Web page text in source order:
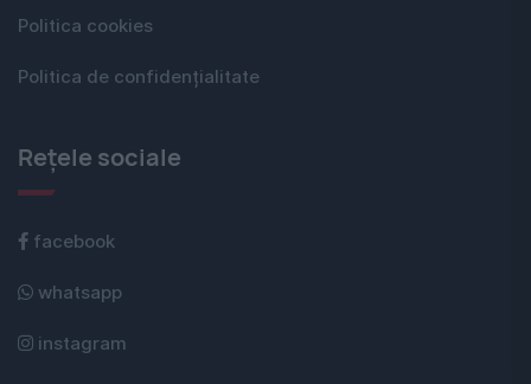
Politica cookies
Politica de confidențialitate
Rețele sociale
facebook
whatsapp
instagram